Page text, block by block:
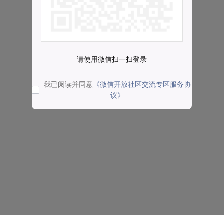
请使用微信扫一扫登录
我已阅读并同意 《微信开放社区交流专区服务协
议》